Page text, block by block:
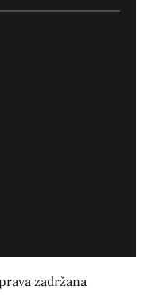
zadržana